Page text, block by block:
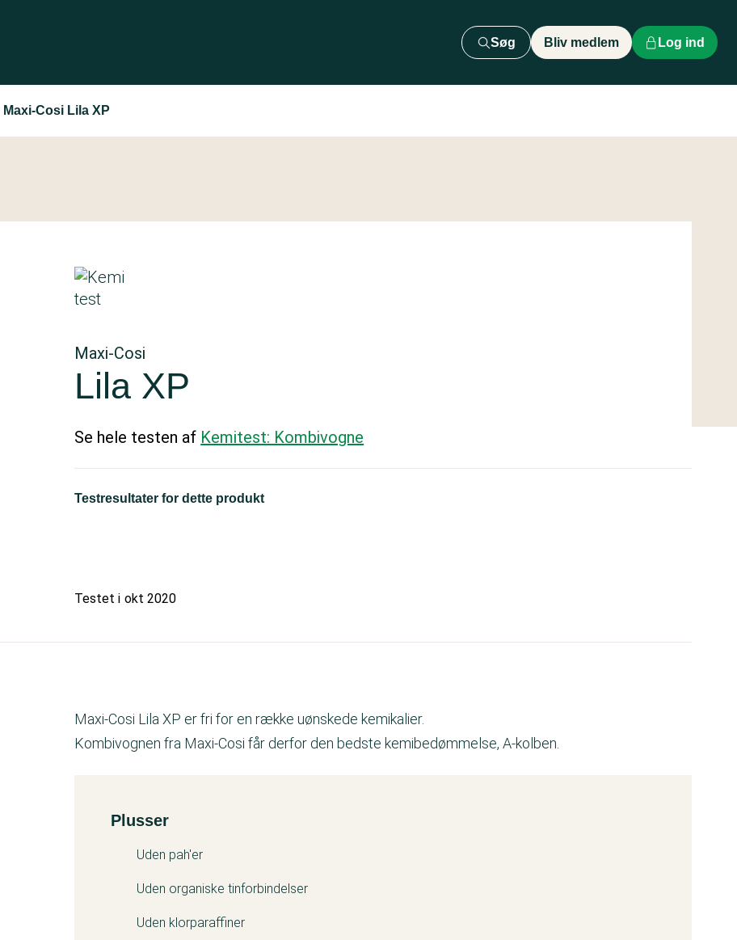
Søg Bliv medlem Log ind
Maxi-Cosi Lila XP
Maxi-Cosi
Lila XP
Se hele testen af Kemitest: Kombivogne
Testresultater for dette produkt
Testet i okt 2020
Maxi-Cosi Lila XP er fri for en række uønskede kemikalier.
Kombivognen fra Maxi-Cosi får derfor den bedste kemibedømmelse, A-kolben.
Kemitest
Plusser
Uden pah'er
Uden organiske tinforbindelser
Uden klorparaffiner